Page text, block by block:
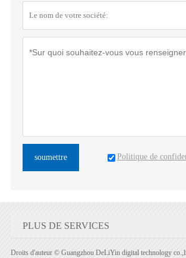
soumettre Politique de
PLUS DE SERVICES
Droits d'auteur © Guangzhou DeLiYin digital technology